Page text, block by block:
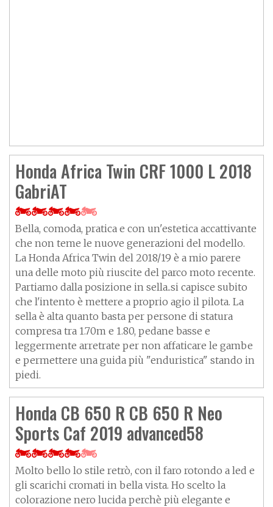
Honda Africa Twin CRF 1000 L 2018
GabriAT
Bella, comoda, pratica e con un'estetica accattivante
che non teme le nuove generazioni del modello.
La Honda Africa Twin del 2018/19 è a mio parere
una delle moto più riuscite del parco moto recente.
Partiamo dalla posizione in sella..si capisce subito
che l'intento è mettere a proprio agio il pilota. La
sella è alta quanto basta per persone di statura
compresa tra 1.70m e 1.80, pedane basse e
leggermente arretrate per non affaticare le gambe
e permettere una guida più "enduristica" stando in
piedi.
Honda CB 650 R CB 650 R Neo
Sports Caf 2019 advanced58
Molto bello lo stile retrò, con il faro rotondo a led e
gli scarichi cromati in bella vista. Ho scelto la
colorazione nero lucida perchè più elegante e